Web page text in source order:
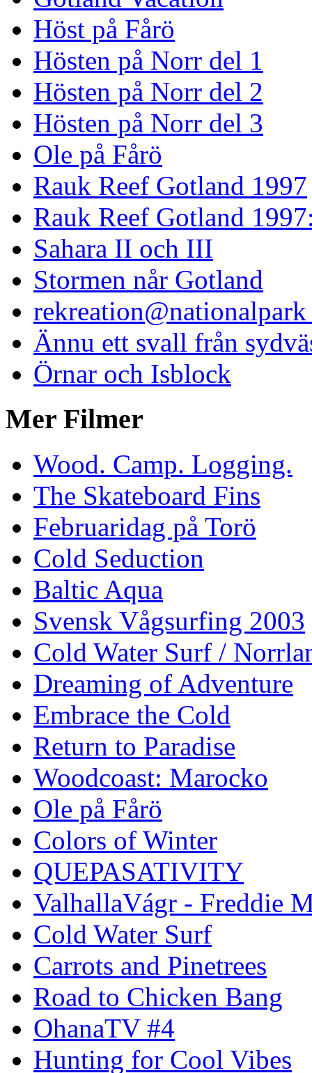
Höst på Fårö
Hösten på Norr del 1
Hösten på Norr del 2
Hösten på Norr del 3
Ole på Fårö
Rauk Reef Gotland 1997
Rauk Reef Gotland
Sahara II och III
Stormen når Gotland
rekreation@nationalpark
Ännu ett svall från
Örnar och Isblock
Mer Filmer
Wood. Camp. Logging.
The Skateboard Fins
Februaridag på Torö
Cold Seduction
Baltic Aqua
Svensk Vågsurfing 2003
Cold Water Surf /
Dreaming of Adventure
Embrace the Cold
Return to Paradise
Woodcoast: Marocko
Ole på Fårö
Colors of Winter
QUEPASATIVITY
ValhallaVágr - Freddie
Cold Water Surf
Carrots and Pinetrees
Road to Chicken Bang
OhanaTV #4
Hunting for Cool Vibes